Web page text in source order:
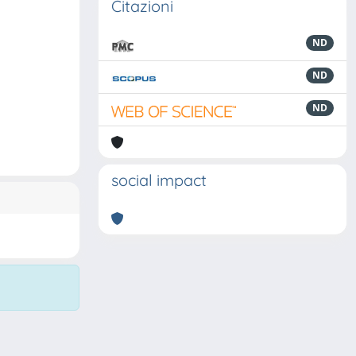
Citazioni
ND
ND
ND
social impact